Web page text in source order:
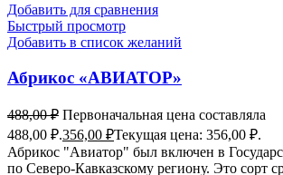
Добавить для сравнения
Быстрый просмотр
Добавить в список желаний
Абрикос «АВИАТОР»
488,00₽ Первоначальная цена составляла
488,00 ₽.356,00 ₽Текущая цена: 356,00 ₽.
Абрикос "Авиатор" был включен в
по Северо-Кавказскому региону. Это сорт